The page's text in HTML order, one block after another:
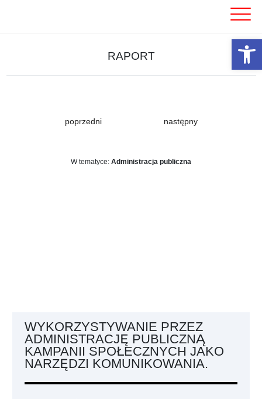
RAPORT
poprzedni następny
W tematyce: Administracja publiczna
WYKORZYSTYWANIE PRZEZ
ADMINISTRACJĘ PUBLICZNĄ
KAMPANII SPOŁECZNYCH JAKO
NARZĘDZI KOMUNIKOWANIA.